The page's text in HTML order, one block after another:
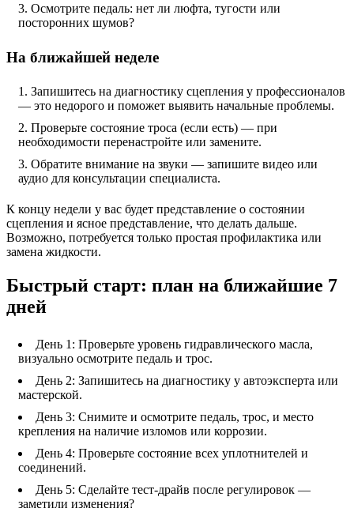
Осмотрите педаль: нет ли люфта, тугости или
посторонних шумов?
На ближайшей неделе
Запишитесь на диагностику сцепления у профессионалов
— это недорого и поможет выявить начальные проблемы.
Проверьте состояние троса (если есть) — при
необходимости перенастройте или замените.
Обратите внимание на звуки — запишите видео или
аудио для консультации специалиста.
К концу недели у вас будет представление о состоянии
сцепления и ясное представление, что делать дальше.
Возможно, потребуется только простая профилактика или
замена жидкости.
Быстрый старт: план на ближайшие 7
дней
День 1: Проверьте уровень гидравлического масла,
визуально осмотрите педаль и трос.
День 2: Запишитесь на диагностику у автоэксперта или
мастерской.
День 3: Снимите и осмотрите педаль, трос, и место
крепления на наличие изломов или коррозии.
День 4: Проверьте состояние всех уплотнителей и
соединений.
День 5: Сделайте тест-драйв после регулировок —
заметили изменения?